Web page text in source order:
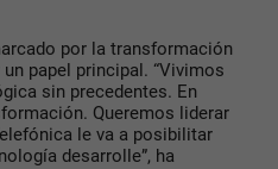
por la transformación
papel principal. “Vivimos
sin precedentes. En
Queremos liderar
le va a posibilitar
desarrolle”, ha